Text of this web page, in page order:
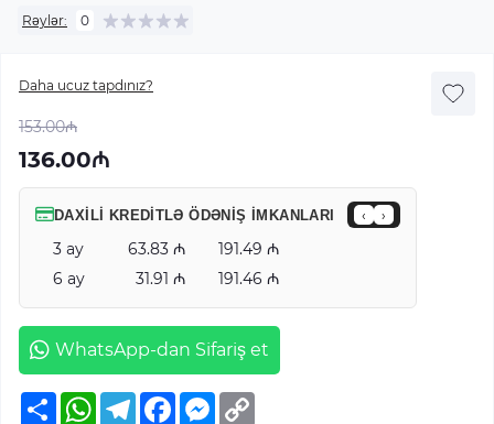
Rəylər: 0
Daha ucuz tapdınız?
153.00₼
136.00₼
DAXILI KREDITLƏ ÖDƏNIŞ IMKANLARI ‹ ›
3 ay 63.83
191.49
6 ay
31.91 191.46
WhatsApp-dan Sifariş et
РесурсWhatsApp
TelegramFacebookMessenger